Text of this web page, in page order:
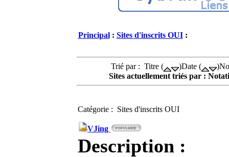
Principal: Sites d'inscrits OUI:
Trié par : Titre ( )Date (
Sites actuellement triés par :
Catégorie : Sites d'inscrits OUI
VJing
Description :